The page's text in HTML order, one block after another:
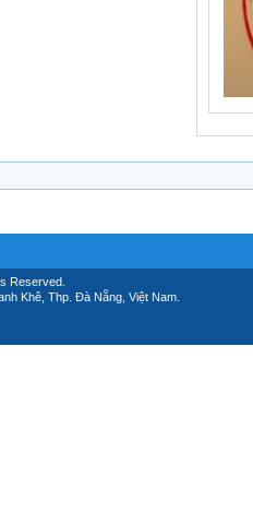
Reserved.
Khê, Thp. Đà Nẵng, Việt Nam.